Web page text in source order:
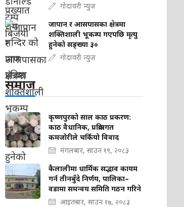
गोदावरी न्युज
जापान र आसपासका क्षेत्रमा
शक्तिशाली भूकम्प गएपछि मृत्यु
हुनेको सङ्ख्या ३०
गोदावरी न्युज
समाज
कृष्णपुरको साल काठ प्रकरण:
काठ वैधानिक, प्रक्रियागत
कमजोरीले चर्कियो विवाद
मंगलबार, साउन १९, २०८३
कैलालीमा धार्मिक सद्भाव कायम
गर्न तीनबुँदे निर्णय, पालिका–
वडामा समन्वय समिति गठन गरिने
आइतबार, साउन १७, २०८३